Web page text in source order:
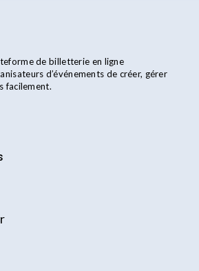
de billetterie en ligne
d’événements de créer, gérer
facilement.